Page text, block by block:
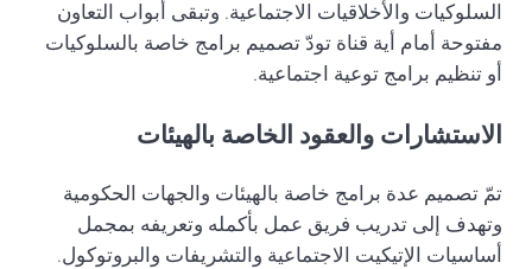
السلوكيات والأخلاقيات الاجتماعية. وتبقى أبواب التعاون
مفتوحة أمام أية قناة تودّ تصميم برامج خاصة بالسلوكيات
أو تنظيم برامج توعية اجتماعية.
الاستشارات والعقود الخاصة بالهيئات
تمّ تصميم عدة برامج خاصة بالهيئات والجهات الحكومية
وتهدف إلى تدريب فريق عمل بأكمله وتعريفه بمجمل
أساسيات الإتيكيت الاجتماعية والتشريفات والبروتوكول.